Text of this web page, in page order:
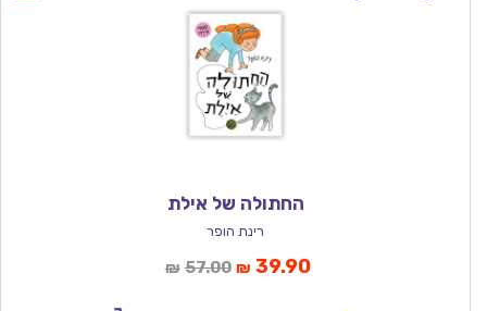
החתולה של אילת
רינת הופר
₪ 57.00המחיר
₪ 39.90המחיר